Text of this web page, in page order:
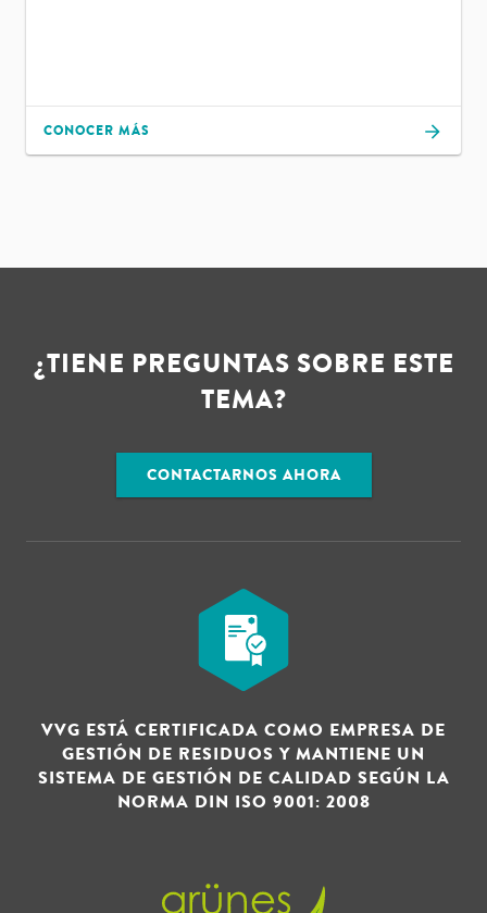
CONOCER MÁS
¿TIENE PREGUNTAS SOBRE ESTE
TEMA?
CONTACTARNOS AHORA
VVG ESTÁ CERTIFICADA COMO EMPRESA DE
GESTIÓN DE RESIDUOS Y MANTIENE UN
SISTEMA DE GESTIÓN DE CALIDAD SEGÚN LA
NORMA DIN ISO 9001: 2008